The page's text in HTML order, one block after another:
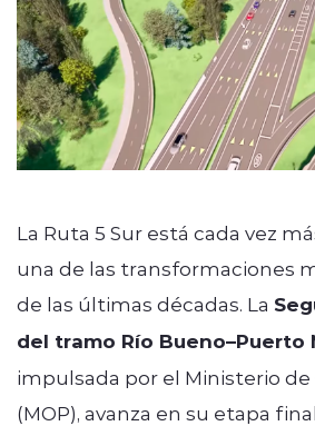
La Ruta 5 Sur está cada vez
una de las transformaciones
de las últimas décadas. La
del tramo Río Bueno–Puerto
impulsada por el Ministerio de
(MOP), avanza en su etapa